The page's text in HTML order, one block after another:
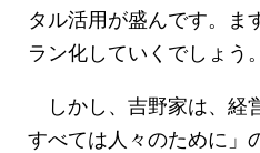
タル活用が盛んです。ま
ラン化していくでしょう。
しかし、吉野家は、経
すべては人々のために」